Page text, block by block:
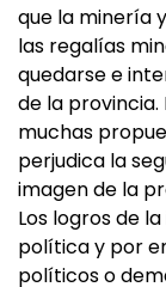
que la minería
las regalías
quedarse e
de la
muchas
perjudica la
imagen de la
Los logros de
política y por
políticos o